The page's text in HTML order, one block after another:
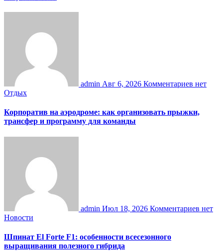
admin Авг 6, 2026 Комментариев нет
Отдых
Корпоратив на аэродроме: как организовать прыжки,
трансфер и программу для команды
admin Июл 18, 2026 Комментариев нет
Новости
Шпинат El Forte F1: особенности всесезонного
выращивания полезного гибрида